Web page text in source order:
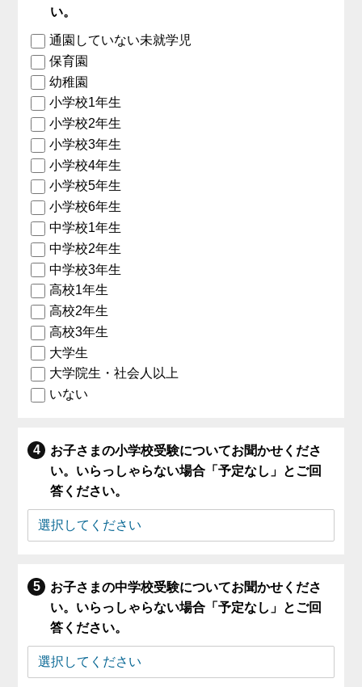
い。
通園していない未就学児
保育園
幼稚園
小学校1年生
小学校2年生
小学校3年生
小学校4年生
小学校5年生
小学校6年生
中学校1年生
中学校2年生
中学校3年生
高校1年生
高校2年生
高校3年生
大学生
大学院生・社会人以上
いない
お子さまの小学校受験についてお聞かせくださ
い。いらっしゃらない場合「予定なし」とご回
答ください。
お子さまの中学校受験についてお聞かせくださ
い。いらっしゃらない場合「予定なし」とご回
答ください。